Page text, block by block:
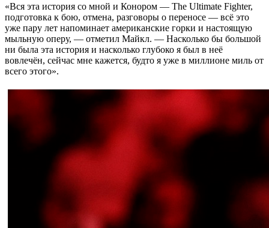
«Вся эта история со мной и Конором — The Ultimate Fighter,
подготовка к бою, отмена, разговоры о переносе — всё это
уже пару лет напоминает американские горки и настоящую
мыльную оперу, — отметил Майкл. — Насколько бы большой
ни была эта история и насколько глубоко я был в неё
вовлечён, сейчас мне кажется, будто я уже в миллионе миль от
всего этого».